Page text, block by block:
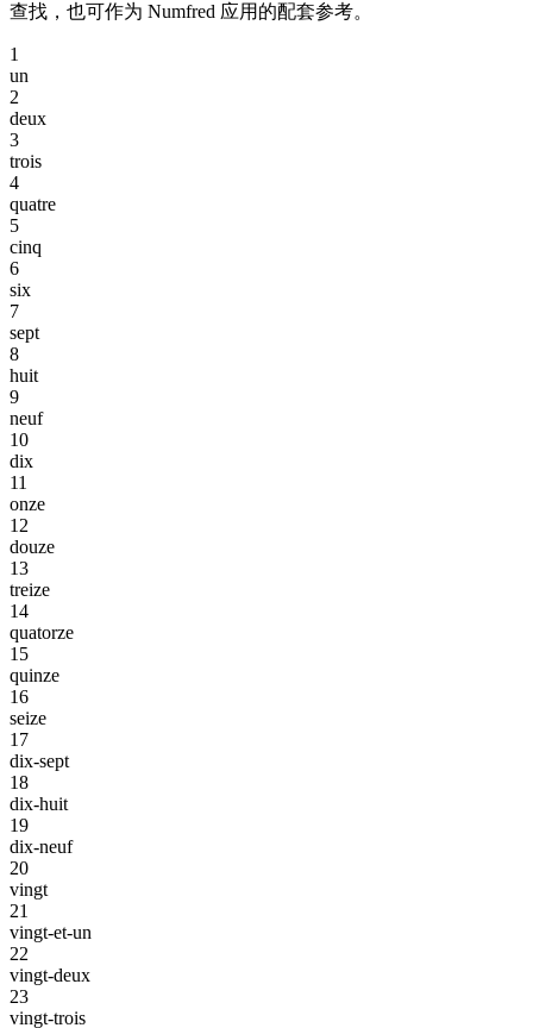
查找，也可作为 Numfred 应用的配套参考。
1
un
2
deux
3
trois
4
quatre
5
cinq
6
six
7
sept
8
huit
9
neuf
10
dix
11
onze
12
douze
13
treize
14
quatorze
15
quinze
16
seize
17
dix-sept
18
dix-huit
19
dix-neuf
20
vingt
21
vingt-et-un
22
vingt-deux
23
vingt-trois